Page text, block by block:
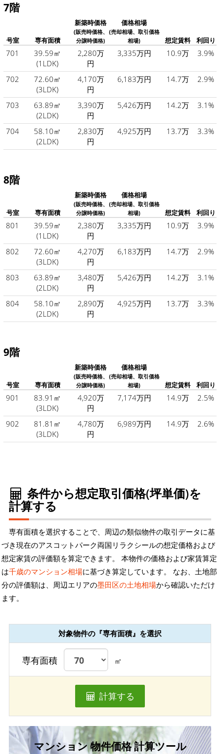
7階
号室 専有面積
新築時価格
(販売時価格、
分譲時価格)
価格相場
(売却相場、取引価格
相場)
想定賃料 利回り
701
39.59㎡
(1LDK)
2,280万
円
3,335万円 10.9万 3.9%
702
72.60㎡
(3LDK)
4,170万
円
6,183万円 14.7万 2.9%
703
63.89㎡
(2LDK)
3,390万
円
5,426万円 14.2万 3.1%
704
58.10㎡
(2LDK)
2,830万
円
4,925万円 13.7万 3.3%
8階
号室 専有面積
新築時価格
(販売時価格、
分譲時価格)
価格相場
(売却相場、取引価格
相場)
想定賃料 利回り
801
39.59㎡
(1LDK)
2,380万
円
3,335万円 10.9万 3.9%
802
72.60㎡
(3LDK)
4,270万
円
6,183万円 14.7万 2.9%
803
63.89㎡
(2LDK)
3,480万
円
5,426万円 14.2万 3.1%
804
58.10㎡
(2LDK)
2,890万
円
4,925万円 13.7万 3.3%
9階
号室 専有面積
新築時価格
(販売時価格、
分譲時価格)
価格相場
(売却相場、取引価格
相場)
想定賃料 利回り
901
83.91㎡
(3LDK)
4,920万
円
7,174万円 14.9万 2.5%
902
81.81㎡
(3LDK)
4,780万
円
6,989万円 14.9万 2.6%
条件から想定取引価格(坪単価)を
計算する
専有面積を選択することで、周辺の類似物件の取引データに基
づき現在のアスコットパーク両国リラクシールの想定価格および
想定家賃の評価額を算定できます。 本物件の価格および家賃算定
は千歳のマンション相場に基づき算定しています。 なお、土地部
分の評価額は、周辺エリアの墨田区の土地相場から確認いただけ
ます。
対象物件の『専有面積』を選択
専有面積 ㎡
計算する
マンション 物件価格 計算ツール